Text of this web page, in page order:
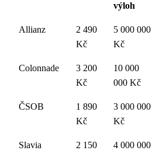
výloh
Allianz
2 490
Kč
5 000 000
Kč
Colonnade
3 200
Kč
10 000
000 Kč
ČSOB
1 890
Kč
3 000 000
Kč
Slavia
2 150
4 000 000